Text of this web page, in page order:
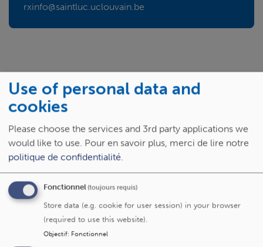
Spécialités
Cancer du foie
Cancer du pancréas
Tumeurs neuroendocrines - TNE
Service/centre
rxinfo@saintluc.uclouvain.be
Use of personal data and
cookies
Please choose the services and 3rd party applications we
would like to use. Pour en savoir plus, merci de lire notre
politique de confidentialité.
Fonctionnel(toujours requis)
Store data (e.g. cookie for user session) in your browser
(required to use this website).
Objectif: Fonctionnel